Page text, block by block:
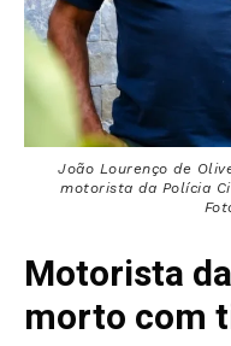
João Lourenço de
motorista da Polícia
Motorista
morto com